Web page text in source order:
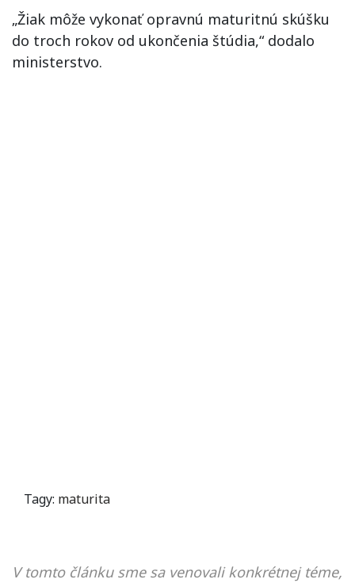
„Žiak môže vykonať opravnú maturitnú skúšku
do troch rokov od ukončenia štúdia,“ dodalo
ministerstvo.
Tagy: maturita
V tomto článku sme sa venovali konkrétnej téme,